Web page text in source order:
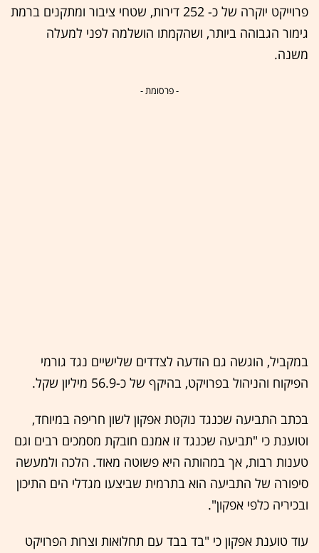
פרוייקט יוקרה של כ- 252 דירות, שטחי ציבור ומתקנים ברמת
גימור הגבוהה ביותר, ושהקמתו הושלמה לפני למעלה
משנה.
- פרסומת -
במקביל, הוגשה גם הודעה לצדדים שלישיים נגד גורמי
הפיקוח והניהול בפרויקט, בהיקף של כ-56.9 מיליון שקל.
בכתב התביעה שכנגד נוקטת אפקון לשון חריפה במיוחד,
וטוענת כי "תביעה שכנגד זו אמנם חובקת מסמכים רבים וגם
טענות רבות, אך במהותה היא פשוטה מאוד. הלכה ולמעשה
סיפורה של התביעה הוא בתרמית שביצעו מגדלי הים התיכון
ובכיריה כלפי אפקון".
עוד טוענת אפקון כי "בד בבד עם תחלואות וצרות הפרויקט